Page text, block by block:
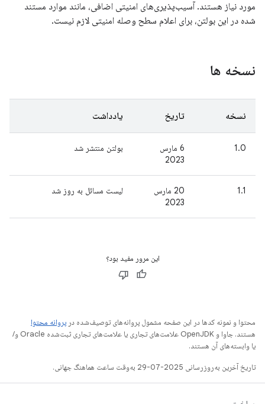
مورد نیاز هستند. آسیب‌پذیری‌های امنیتی اضافی، مانند موارد مستند
شده در این بولتن، برای اعلام سطح وصله امنیتی لازم نیست.
نسخه ها
نسخه تاریخ یادداشت
1.0
6 مارس
2023
بولتن منتشر شد
1.1
20 مارس
2023
لیست مسائل به روز شد
این مرور مفید بود؟
محتوا و نمونه کدها در این صفحه مشمول پروانه‌های توصیف‌شده در پروانه محتوا
هستند. جاوا و OpenJDK علامت‌های تجاری یا علامت‌های تجاری ثبت‌شده Oracle و/
یا وابسته‌های آن هستند.
تاریخ آخرین به‌روزرسانی 2025-07-29 به‌وقت ساعت هماهنگ جهانی.